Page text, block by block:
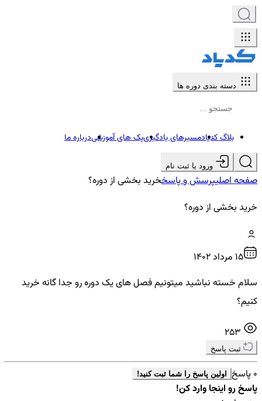
دسته بندی دوره ها
بلاگ کدیادمسیرهای یادگیریپک های آموزشیدرباره ما
ورود یا ثبت نام
صفحه اصلیپرسش و پاسخخرید بخشی از دوره؟
خرید بخشی از دوره؟
15 مرداد ۱۴۰۲
سلام خسته نباشید میتونیم فصل های یک دوره رو جدا گانه خرید
کنیم؟
ثبت پاسخ
0 پاسخ اولین پاسخ را شما ثبت کنید!
پاسخ رو اینجا وارد کن!